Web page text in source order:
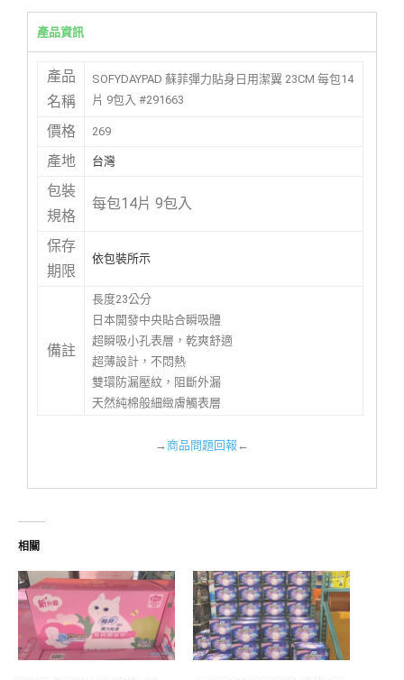
產品資訊
產品
名稱
SOFYDAYPAD 蘇菲彈力貼身日用潔翼 23CM 每包14
片 9包入 #291663
價格 269
產地 台灣
包裝
規格
每包14片 9包入
保存
期限
依包裝所示
備註
長度23公分
日本開發中央貼合瞬吸體
超瞬吸小孔表層，乾爽舒適
超薄設計，不悶熱
雙環防漏壓紋，阻斷外漏
天然純棉般細緻膚觸表層
→ 商品問題回報 ←
相關